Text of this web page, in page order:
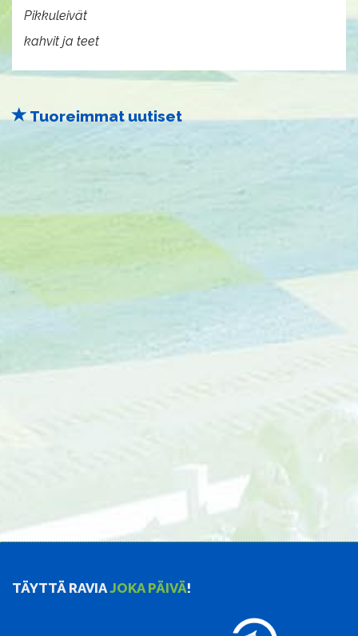
Pikkuleivät
kahvit ja teet
Tuoreimmat uutiset
TÄYTTÄ RAVIAJOKA PÄIVÄ!